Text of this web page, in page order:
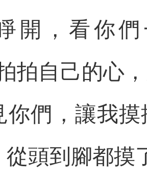
開，看你
拍自己的心
你們，讓我
從頭到腳都摸